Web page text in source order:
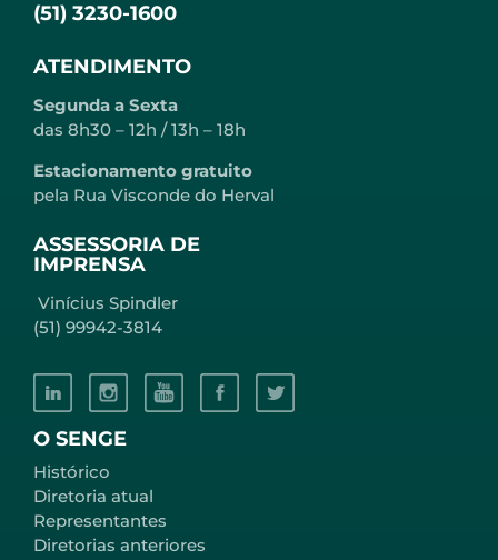
O SENGE
Histórico
Diretoria atual
Representantes
Diretorias anteriores
(51) 3230-1600
ATENDIMENTO
Segunda a Sexta
das 8h30 – 12h / 13h – 18h
Estacionamento gratuito
pela Rua Visconde do Herval
ASSESSORIA DE
IMPRENSA
Vinícius Spindler
(51) 99942-3814